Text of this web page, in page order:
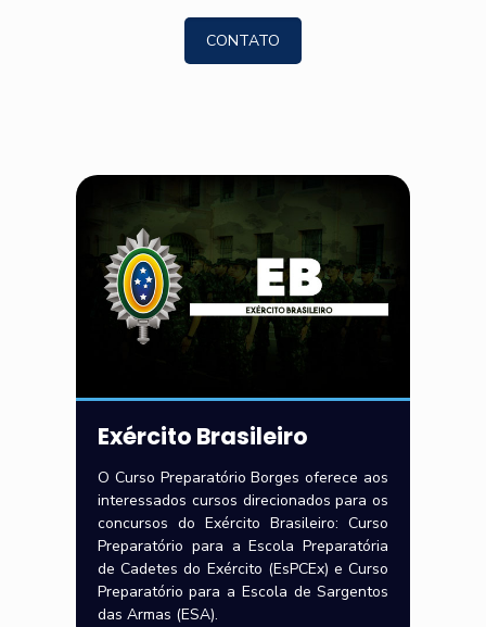
CONTATO
Exército Brasileiro
O Curso Preparatório Borges oferece aos
interessados cursos direcionados para os
concursos do Exército Brasileiro: Curso
Preparatório para a Escola Preparatória
de Cadetes do Exército (EsPCEx) e Curso
Preparatório para a Escola de Sargentos
das Armas (ESA).